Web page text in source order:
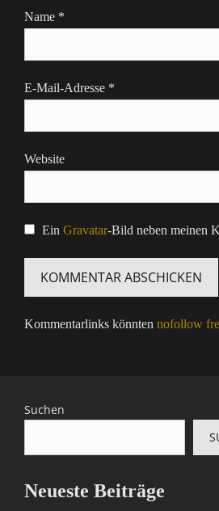
Name *
E-Mail-Adresse *
Website
Ein Gravatar-Bild neben meinen
Kommentarlinks könnten nofollow
Suchen
Neueste Beiträge